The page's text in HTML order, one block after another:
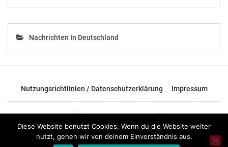
Nachrichten In Deutschland
Nutzungsrichtlinien / Datenschutzerklärung Impressum
© 2026 - TOP News Österreich - Nachrichten aus Österreich und der
ganzen Welt.
Diese Website benutzt Cookies. Wenn du die Website weiter
nutzt, gehen wir von deinem Einverständnis aus.